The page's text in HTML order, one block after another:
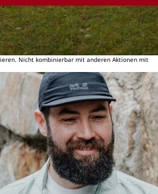
Nicht kombinierbar mit anderen Aktionen mit